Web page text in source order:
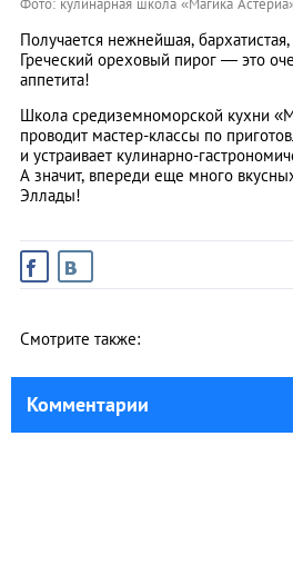
Получается нежнейшая,
Греческий ореховый пирог — это
аппетита!
Школа средиземноморской кухни
проводит мастер-классы по
и устраивает кулинарно-
А значит, впереди еще много
Эллады!
Смотрите также:
Комментарии